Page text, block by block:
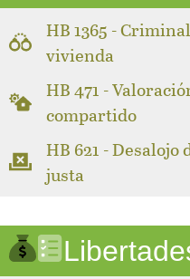
HB 1365 -
vivienda
HB 471 -
compartido
HB 621 -
justa